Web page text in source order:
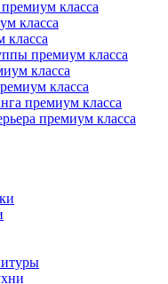
класса
класса
класса
премиум класса
класса
класса
премиум класса
премиум класса